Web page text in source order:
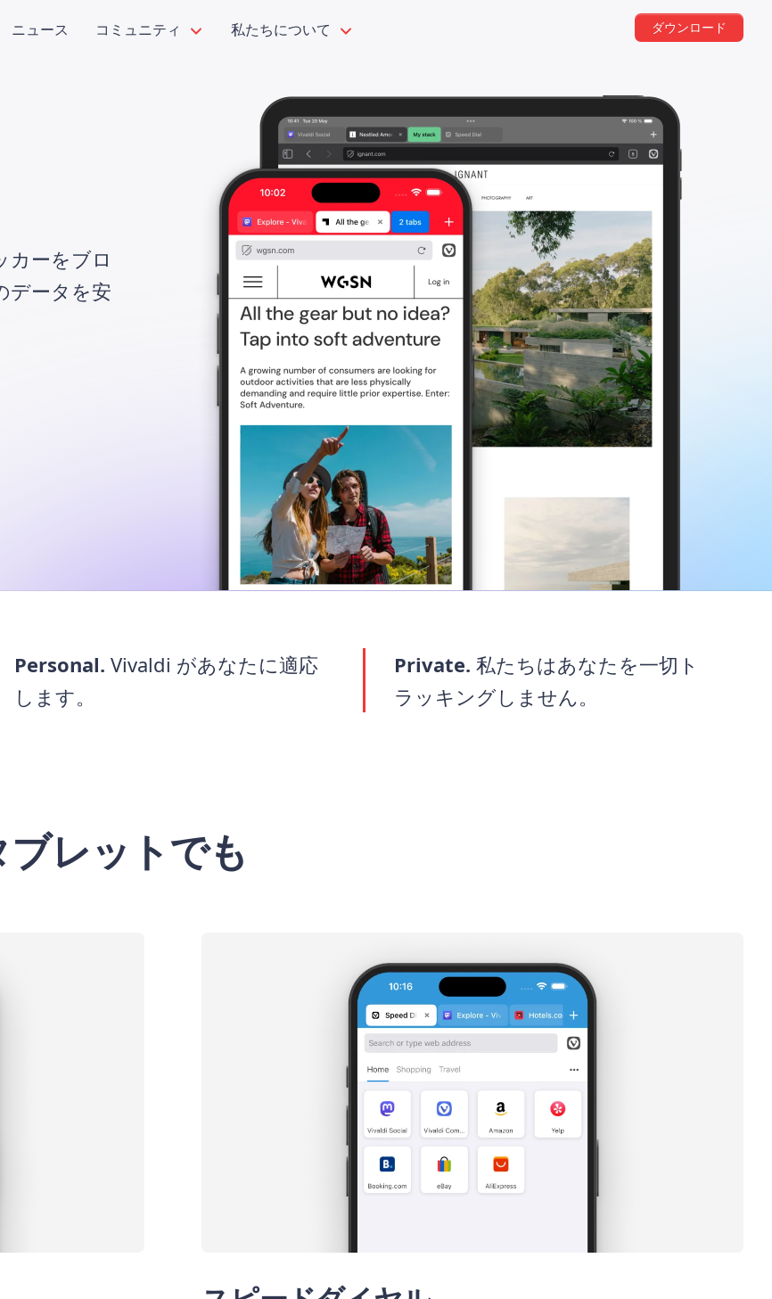
ニュース コミュニティ 私たちについて ダウンロード
ーをブロ
データを安
Personal. Vivaldi があなたに適応
します。
Private. 私たちはあなたを一切ト
ラッキングしません。
レットでも